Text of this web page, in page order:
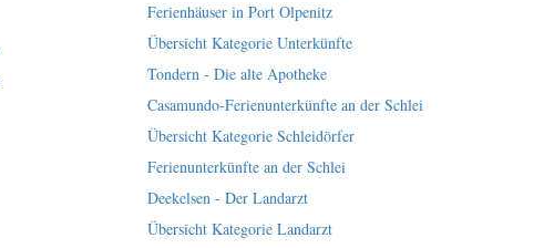
Ferienhäuser in Port Olpenitz
Übersicht Kategorie Unterkünfte
Tondern - Die alte Apotheke
Casamundo-Ferienunterkünfte an der Schlei
Übersicht Kategorie Schleidörfer
Ferienunterkünfte an der Schlei
Deekelsen - Der Landarzt
Übersicht Kategorie Landarzt